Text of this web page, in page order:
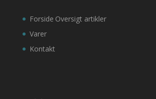
Forside
Varer
Kontakt
Oversigt artikler